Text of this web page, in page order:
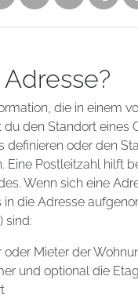
die in einem
den Standort eines
definieren oder den
Eine Postleitzahl hilft
Wenn sich eine
in die Adresse
sind:
Mieter der
und optional die